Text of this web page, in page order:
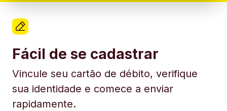
Fácil de se cadastrar
Vincule seu cartão de débito, verifique
sua identidade e comece a enviar
rapidamente.